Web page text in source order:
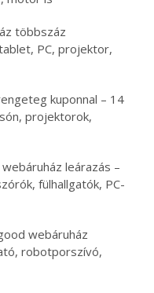
többszáz
PC, projektor,
kuponnal – 14
projektorok,
leárazás –
fülhallgatók, PC-
webáruház
robotporszívó,